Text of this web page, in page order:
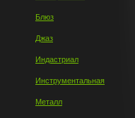
Блюз
Джаз
Индастриал
Инструментальная
Металл